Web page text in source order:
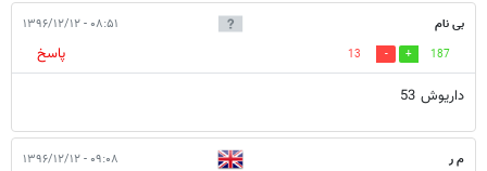
بی نام ۰۸:۵۱ - ۱۳۹۶/۱۲/۱۲
187
13
پاسخ
داریوش 53
م ر ۰۹:۰۸ - ۱۳۹۶/۱۲/۱۲